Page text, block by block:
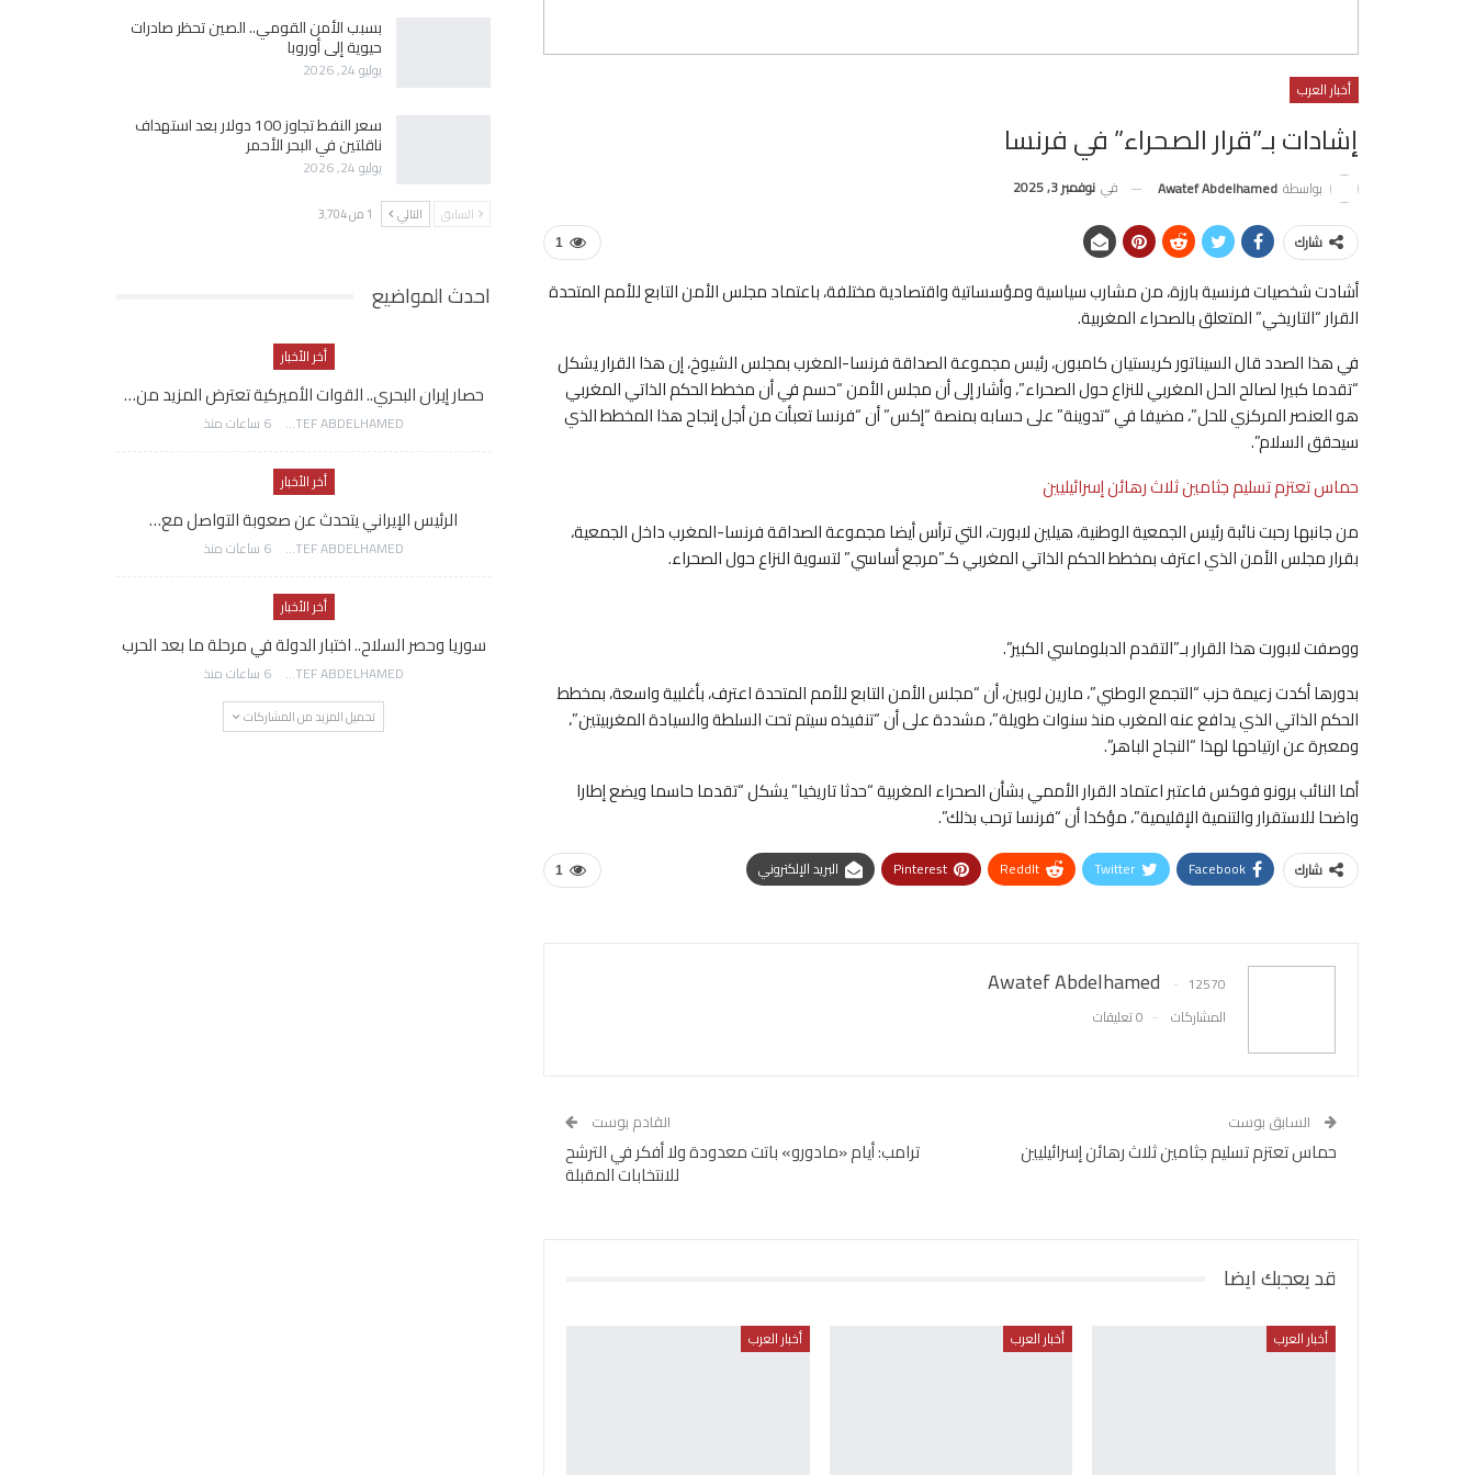
أخبار العرب
إشادات بـ”قرار الصحراء” في فرنسا
بواسطة Awatef Abdelhamed في نوفمبر 3, 2025
1 شارك
أشادت شخصيات فرنسية بارزة، من مشارب سياسية ومؤسساتية واقتصادية مختلفة، باعتماد مجلس الأمن التابع للأمم المتحدة
القرار “التاريخي” المتعلق بالصحراء المغربية.
في هذا الصدد قال السيناتور كريستيان كامبون، رئيس مجموعة الصداقة فرنسا-المغرب بمجلس الشيوخ، إن هذا القرار يشكل
“تقدما كبيرا لصالح الحل المغربي للنزاع حول الصحراء”، وأشار إلى أن مجلس الأمن “حسم في أن مخطط الحكم الذاتي المغربي
هو العنصر المركزي للحل”، مضيفا في “تدوينة” على حسابه بمنصة “إكس” أن “فرنسا تعبأت من أجل إنجاح هذا المخطط الذي
سيحقق السلام”.
حماس تعتزم تسليم جثامين ثلاث رهائن إسرائيليين
من جانبها رحبت نائبة رئيس الجمعية الوطنية، هيلين لابورت، التي ترأس أيضا مجموعة الصداقة فرنسا-المغرب داخل الجمعية،
بقرار مجلس الأمن الذي اعترف بمخطط الحكم الذاتي المغربي كـ”مرجع أساسي” لتسوية النزاع حول الصحراء.
ووصفت لابورت هذا القرار بـ”التقدم الدبلوماسي الكبير”.
بدورها أكدت زعيمة حزب “التجمع الوطني”، مارين لوبين، أن “مجلس الأمن التابع للأمم المتحدة اعترف، بأغلبية واسعة، بمخطط
الحكم الذاتي الذي يدافع عنه المغرب منذ سنوات طويلة”، مشددة على أن “تنفيذه سيتم تحت السلطة والسيادة المغربيتين”،
ومعبرة عن ارتياحها لهذا “النجاح الباهر”.
أما النائب برونو فوكس فاعتبر اعتماد القرار الأممي بشأن الصحراء المغربية “حدثا تاريخيا” يشكل “تقدما حاسما ويضع إطارا
واضحا للاستقرار والتنمية الإقليمية”، مؤكدا أن “فرنسا ترحب بذلك”.
1 شارك Facebook
Twitter
ReddIt
Pinterest البريد الإلكتروني
Awatef Abdelhamed
12570
المشاركات
0 تعليقات
السابق بوست
حماس تعتزم تسليم جثامين ثلاث رهائن إسرائيليين
القادم بوست
ترامب: أيام «مادورو» باتت معدودة ولا أفكر في الترشح
للانتخابات المقبلة
قد يعجبك ايضا
أخبار العرب أخبار العرب أخبار العرب
بسبب الأمن القومي.. الصين تحظر صادرات
حيوية إلى أوروبا
يوليو 24, 2026
سعر النفط تجاوز 100 دولار بعد استهداف
ناقلتين في البحر الأحمر
يوليو 24, 2026
السابق التالي 1 من 3٬704
احدث المواضيع
أخر الأخبار
حصار إيران البحري.. القوات الأميركية تعترض المزيد من…
AWATEF ABDELHAMED 6 ساعات منذ
أخر الأخبار
الرئيس الإيراني يتحدث عن صعوبة التواصل مع…
AWATEF ABDELHAMED 6 ساعات منذ
أخر الأخبار
سوريا وحصر السلاح.. اختبار الدولة في مرحلة ما بعد الحرب
AWATEF ABDELHAMED 6 ساعات منذ
تحميل المزيد من المشاركات